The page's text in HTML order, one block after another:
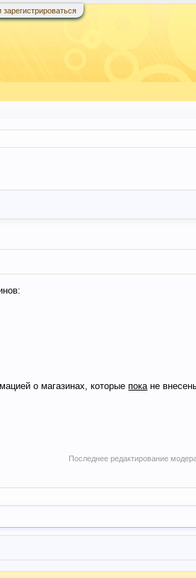
зарегистрироваться
о магазинах, которыепокане
Последнее редактирование